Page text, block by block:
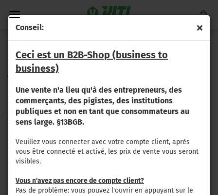
Conseil:
Ceci est un B2B-Shop (business to
business)
Une vente n'a lieu qu'à des entrepreneurs, des
commerçants, des pigistes, des institutions
publiques et non en tant que consommateurs au
sens large. §13BGB.
Veuillez vous connecter avec votre compte client, après
vous être connecté et activé, les prix de vente vous seront
visibles.
Vous n'avez pas encore de compte client?
Pas de problème: vous pouvez l'ouvrir en appuyant sur le
nous contacter
Viti-Tec
Inh. Sören Starke
Grüner Weg 7
D-06917 Jessen OT Seyda
ALLEMAGNE
info@viti-tec.de
NOUS
CONTACTER
Votre nom
Votre adresse email